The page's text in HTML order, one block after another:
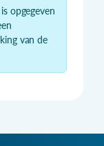
opgegeven
van de